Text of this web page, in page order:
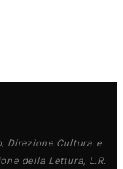
Direzione Cultura e
della Lettura, L.R.